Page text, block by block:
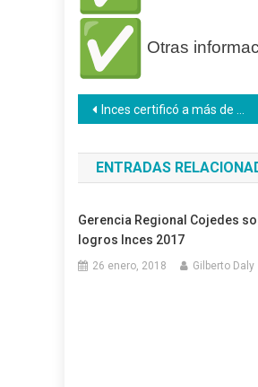
Otras
Navegación
de
entradas
Inces certificó a más de 300 mujeres en el Motor Turismo
ENTRADAS
Gerencia Regional Cojedes
logros Inces 2017
26 enero, 2018 Gilberto Daly